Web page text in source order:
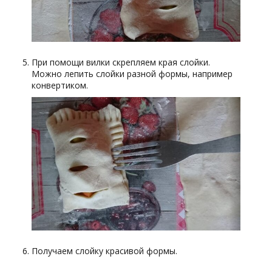
При помощи вилки скрепляем края слойки.
Можно лепить слойки разной формы, например
конвертиком.
Получаем слойку красивой формы.